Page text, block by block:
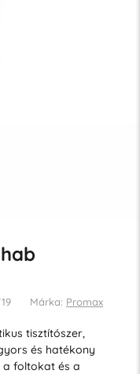
Márka: Promax
tisztítószer,
és hatékony
a foltokat és a